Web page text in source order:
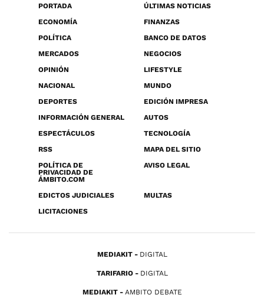
PORTADA
ÚLTIMAS NOTICIAS
ECONOMÍA
FINANZAS
POLÍTICA
BANCO DE DATOS
MERCADOS
NEGOCIOS
OPINIÓN
LIFESTYLE
NACIONAL
MUNDO
DEPORTES
EDICIÓN IMPRESA
INFORMACIÓN GENERAL
AUTOS
ESPECTÁCULOS
TECNOLOGÍA
RSS
MAPA DEL SITIO
POLÍTICA DE
PRIVACIDAD DE
ÁMBITO.COM
AVISO LEGAL
EDICTOS JUDICIALES
MULTAS
LICITACIONES
MEDIAKIT DIGITAL
TARIFARIO DIGITAL
MEDIAKIT AMBITO DEBATE